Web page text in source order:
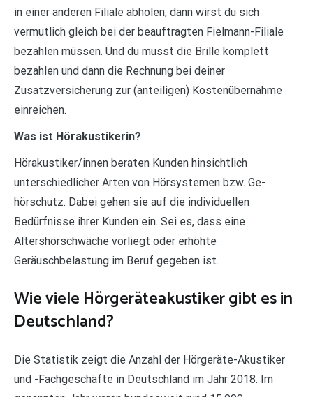
in einer anderen Filiale abholen, dann wirst du sich
vermutlich gleich bei der beauftragten Fielmann-Filiale
bezahlen müssen. Und du musst die Brille komplett
bezahlen und dann die Rechnung bei deiner
Zusatzversicherung zur (anteiligen) Kostenübernahme
einreichen.
Was ist Hörakustikerin?
Hörakustiker/innen beraten Kunden hinsichtlich
unterschiedlicher Arten von Hörsystemen bzw. Ge-
hörschutz. Dabei gehen sie auf die individuellen
Bedürfnisse ihrer Kunden ein. Sei es, dass eine
Altershörschwäche vorliegt oder erhöhte
Geräuschbelastung im Beruf gegeben ist.
Wie viele Hörgeräteakustiker gibt es in
Deutschland?
Die Statistik zeigt die Anzahl der Hörgeräte-Akustiker
und -Fachgeschäfte in Deutschland im Jahr 2018. Im